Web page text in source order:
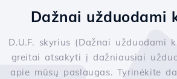
Dažnai užduodami
D.U.F. skyrius (Dažnai užduodami
greitai atsakyti į dažniausiai
apie mūsų paslaugas. Tyrinėkite